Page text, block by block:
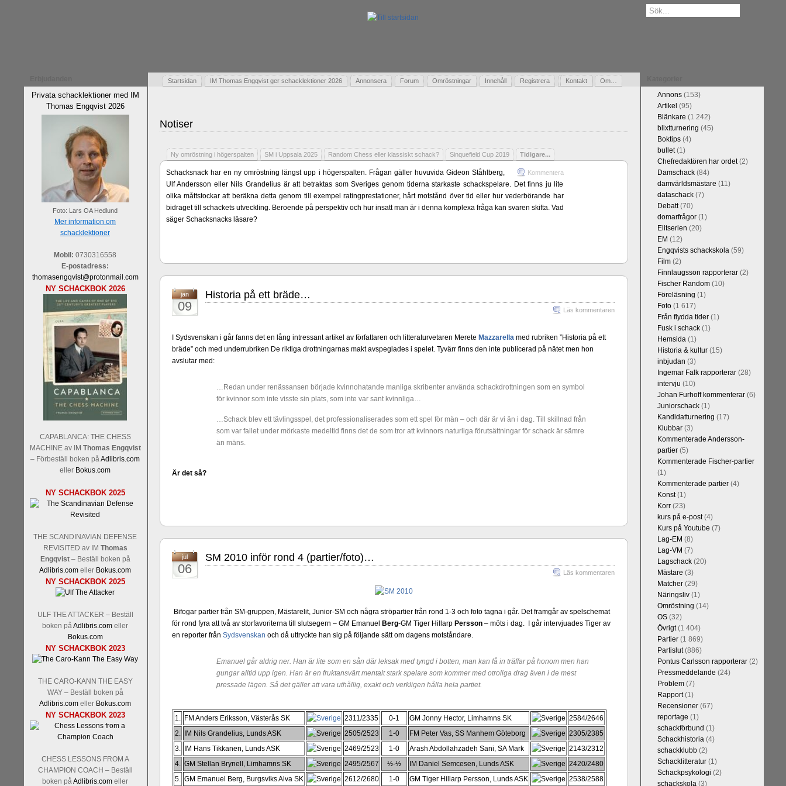
Privata schacklektioner med IM
Thomas Engqvist 2026
Foto: Lars OA Hedlund
Mer information om
schacklektioner
Mobil: 0730316558
E-postadress:
thomasengqvist@protonmail.com
NY SCHACKBOK 2026
CAPABLANCA: THE CHESS
MACHINE av IM Thomas Engqvist
– Förbeställ boken påAdlibris.com
eller Bokus.com
NY SCHACKBOK 2025
THE SCANDINAVIAN DEFENSE
REVISITED av IM Thomas
Engqvist– Beställ boken på
Adlibris.com eller Bokus.com
NY SCHACKBOK 2025
ULF THE ATTACKER – Beställ
boken påAdlibris.com eller
Bokus.com
NY SCHACKBOK 2023
THE CARO-KANN THE EASY
WAY – Beställ boken på
Adlibris.com eller Bokus.com
NY SCHACKBOK 2023
CHESS LESSONS FROM A
CHAMPION COACH – Beställ
boken påAdlibris.com eller
Startsidan IM Thomas Engqvist ger schacklektioner 2026 Annonsera Forum Omröstningar Innehåll Registrera Kontakt Om…
Gästbok
Notiser
Ny omröstning i högerspalten SM i Uppsala 2025 Random Chess eller klassiskt schack? Sinquefield Cup 2019 Tidigare...
Kommentera
Schacksnack har en ny omröstning längst upp i högerspalten. Frågan gäller huvuvida Gideon Ståhlberg,
Ulf Andersson eller Nils Grandelius är att betraktas som Sveriges genom tiderna starkaste schackspelare. Det finns ju lite
olika måttstockar att beräkna detta genom till exempel ratingprestationer, hårt motstånd över tid eller hur vederbörande har
bidraget till schackets utveckling. Beroende på perspektiv och hur insatt man är i denna komplexa fråga kan svaren skifta. Vad
säger Schacksnacks läsare?
Sverigemästarklassen och övriga grupper arrangeras i Uppsala 27 juni - 6 juli. Tio spelare kämpar om
SM-gruppen är i år stark och öppen så nästan vem helst kan ta hem segern men det skulle inte vara osannolikt om GM Jonny
Hector avgår med segern. I SM-sammanhang brukar gedigen erfarenhet väga mycket tyngre än tillfälliga ratingtoppar. Mästar-
Elit: IM Michael Wiedenkeller, IM Ludvig Carlsson, IM William Olsson, FM Eric Thörn, IM Tommy Andersson, IM Bengt
Lindberg, FM Joar Östlund, FM Alexander Ström-Engdahl, Andreas Landgren och Harald Ljung. Mitt stalltips är att FM Joar
Östlund som är en starkt utvecklande spelare kommer att avancera till Sverigemästarklassen.
Kommentera
Schacksnack har inlett det nya året med en ny omröstning. Frågan gäller huruvida du föredrar Fischer
Random, där pjäserna slumpas på den sista raden, eller om du föredrar europeiskt schack som det har spelats sedan 1500-
ökar i spelöppningsfasen, medan det senare alternativet har för- eller nackdelar, beroende på hur man ser på det, i och med
att man måste kunna och förstå en mängd spelöppningar och varianter. Rösta en gång på svarsalternativ 1 eller 2 i
högerspalten nedan.
Kommentera
Den sjunde upplagan av Sinquefield Cup börjar idag och nyheten för året är att tävlingen, som för övrigt är
den starkaste i U.S.A, spelas med 12 deltagare istället för 10. I första ronden har vi dessa möten:Ding Liren-Wesley So,
Levon Aronian-Maxime Vachier-Lagrave, Magnus Carlsen-Anish Giri, Ian Nepomniachtchi-Wiswanathan Anand, Hikaru
jan
09
Historia på ett bräde…
Läs kommentaren
I Sydsvenskan i går fanns det en lång intressant artikel av författaren och litteraturvetaren Merete Mazzarellamed rubriken ”Historia på ett
bräde” och med underrubriken De riktiga drottningarnas makt avspeglades i spelet. Tyvärr finns den inte publicerad på nätet men hon
avslutar med:
…Redan under renässansen började kvinnohatande manliga skribenter använda schackdrottningen som en symbol
för kvinnor som inte visste sin plats, som inte var sant kvinnliga…
…Schack blev ett tävlingsspel, det professionaliserades som ett spel för män – och där är vi än i dag. Till skillnad från
som var fallet under mörkaste medeltid finns det de som tror att kvinnors naturliga förutsättningar för schack är sämre
än mäns.
Är det så?
jul
06
SM 2010 inför rond 4 (partier/foto)…
Läs kommentaren
Bifogar partier från SM-gruppen, Mästarelit, Junior-SM och några ströpartier från rond 1-3 och foto tagna i går. Det framgår av spelschemat
för rond fyra att två av storfavoriterna till slutsegern – GM Emanuel
Berg-GM Tiger Hillarp Persson– möts i dag. I går intervjuades Tiger av
en reporter från Sydsvenskan och då uttryckte han sig på följande sätt om dagens motståndare.
Emanuel går aldrig ner. Han är lite som en sån där leksak med tyngd i botten, man kan få in träffar på honom men han
gungar alltid upp igen. Han är en fruktansvärt mentalt stark spelare som kommer med otroliga drag även i de mest
pressade lägen. Så det gäller att vara uthållig, exakt och verkligen hålla hela partiet.
1. FM Anders Eriksson, Västerås SK 2311/2335 0-1 GM Jonny Hector, Limhamns SK
2584/2646
2.
IM Nils Grandelius, Lunds ASK 2505/2523 1-0 FM Peter Vas, SS Manhem Göteborg
2305/2385
3.
IM Hans Tikkanen, Lunds ASK 2469/2523 1-0 Arash Abdollahzadeh Sani, SA Mark
2143/2312
4. GM Stellan Brynell, Limhamns SK 2495/2567 ½-½ IM Daniel Semcesen, Lunds ASK
2420/2480
5. GM Emanuel Berg, Burgsviks Alva SK 2612/2680 1-0 GM Tiger Hillarp Persson, Lunds ASK 2538/2588
Annons(153)
Artikel (95)
Blänkare (1 242)
blixtturnering (45)
Boktips(4)
bullet(1)
Chefredaktören har ordet(2)
Damschack(84)
damvärldsmästare (11)
dataschack(7)
Debatt(70)
domarfrågor(1)
Elitserien (20)
EM (12)
Engqvists schackskola(59)
Film(2)
Finnlaugsson rapporterar(2)
Fischer Random(10)
Föreläsning (1)
Foto(1 617)
Från flydda tider(1)
Fusk i schack(1)
Hemsida(1)
Historia & kultur(15)
inbjudan (3)
Ingemar Falk rapporterar(28)
intervju (10)
Johan Furhoff kommenterar(6)
Juniorschack(1)
Kandidatturnering (17)
Klubbar(3)
Kommenterade Andersson-
partier(5)
Kommenterade Fischer-partier
(1)
Kommenterade partier(4)
Konst(1)
Korr(23)
kurs på e-post(4)
Kurs på Youtube (7)
Lag-EM (8)
Lag-VM (7)
Lagschack(20)
Mästare (3)
Matcher(29)
Näringsliv(1)
Omröstning (14)
OS(32)
Övrigt(1 404)
Partier(1 869)
Partislut(886)
Pontus Carlsson rapporterar(2)
Pressmeddelande (24)
Problem(7)
Rapport(1)
Recensioner(67)
reportage (1)
schackförbund (1)
Schackhistoria(4)
schackklubb(2)
Schacklitteratur(1)
Schackpsykologi (2)
schackskola(3)